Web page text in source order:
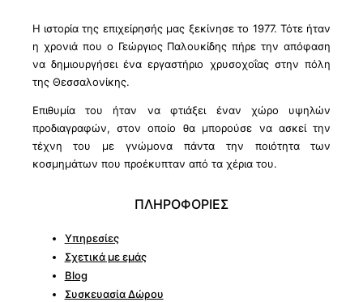
Η ιστορία της επιχείρησής μας ξεκίνησε το 1977. Τότε ήταν
η χρονιά που ο Γεώργιος Παλουκίδης πήρε την απόφαση
να δημιουργήσει ένα εργαστήριο χρυσοχοΐας στην πόλη
της Θεσσαλονίκης.
Επιθυμία του ήταν να φτιάξει έναν χώρο υψηλών
προδιαγραφών, στον οποίο θα μπορούσε να ασκεί την
τέχνη του με γνώμονα πάντα την ποιότητα των
κοσμημάτων που προέκυπταν από τα χέρια του.
ΠΛΗΡΟΦΟΡΙΕΣ
Υπηρεσίες
Σχετικά με εμάς
Blog
Συσκευασία Δώρου